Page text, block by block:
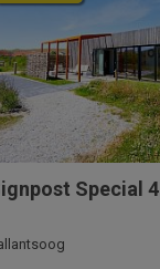
Special 4